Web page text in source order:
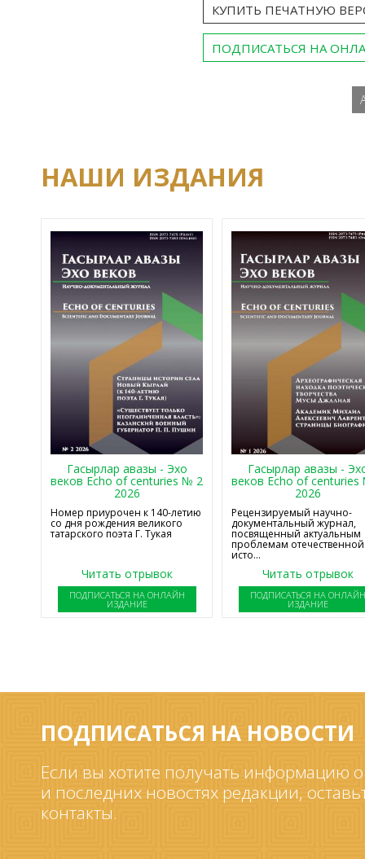
КУПИТЬ ПЕЧАТНУЮ
ПОДПИСАТЬСЯ НА
НАШИ ИЗДАНИЯ
Гасырлар авазы - Эхо
веков Echo of centuries № 2
2026
Номер приурочен к 140-летию
со дня рождения великого
татарского поэта Г. Тукая
Читать отрывок
ПОДПИСАТЬСЯ НА ОНЛАЙН
ИЗДАНИЕ
Гасырлар авазы -
веков Echo of
2026
Рецензируемый научно-
документальный журнал,
посвященный актуальным
проблемам отечественной
исто...
Читать отрывок
ПОДПИСАТЬСЯ НА
ИЗДАНИЕ
ПОДПИСАТЬСЯ НА НОВОСТИ
Если вы хотите получать информацию
и последних новостях редакции,
контакты.